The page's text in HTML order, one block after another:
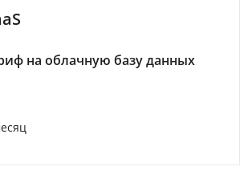
на облачную базу данных